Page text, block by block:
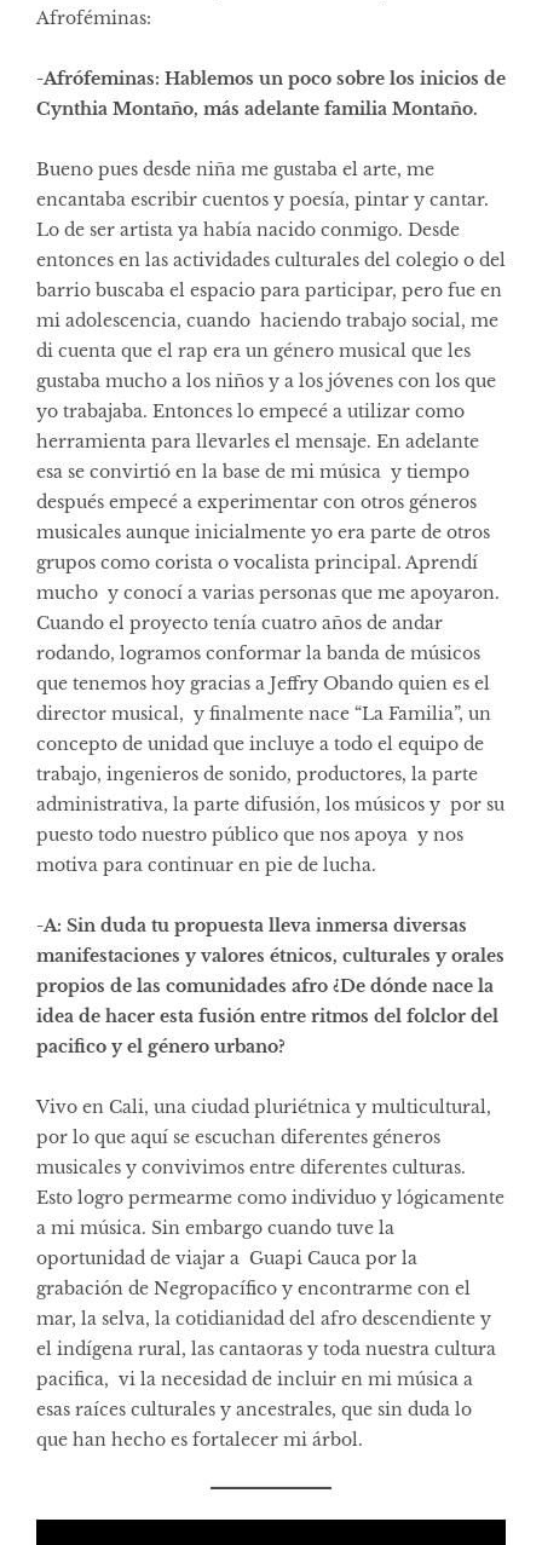
Afroféminas:
-Afrófeminas: Hablemos un poco sobre los inicios de
Cynthia Montaño, más adelante familia Montaño.
Bueno pues desde niña me gustaba el arte, me
encantaba escribir cuentos y poesía, pintar y cantar.
Lo de ser artista ya había nacido conmigo. Desde
entonces en las actividades culturales del colegio o del
barrio buscaba el espacio para participar, pero fue en
mi adolescencia, cuando haciendo trabajo social, me
di cuenta que el rap era un género musical que les
gustaba mucho a los niños y a los jóvenes con los que
yo trabajaba. Entonces lo empecé a utilizar como
herramienta para llevarles el mensaje. En adelante
esa se convirtió en la base de mi música y tiempo
después empecé a experimentar con otros géneros
musicales aunque inicialmente yo era parte de otros
grupos como corista o vocalista principal. Aprendí
mucho y conocí a varias personas que me apoyaron.
Cuando el proyecto tenía cuatro años de andar
rodando, logramos conformar la banda de músicos
que tenemos hoy gracias a Jeffry Obando quien es el
director musical, y finalmente nace “La Familia”, un
concepto de unidad que incluye a todo el equipo de
trabajo, ingenieros de sonido, productores, la parte
administrativa, la parte difusión, los músicos y por su
puesto todo nuestro público que nos apoya y nos
motiva para continuar en pie de lucha.
-A: Sin duda tu propuesta lleva inmersa diversas
manifestaciones y valores étnicos, culturales y orales
propios de las comunidades afro ¿De dónde nace la
idea de hacer esta fusión entre ritmos del folclor del
pacifico y el género urbano?
Vivo en Cali, una ciudad pluriétnica y multicultural,
por lo que aquí se escuchan diferentes géneros
musicales y convivimos entre diferentes culturas.
Esto logro permearme como individuo y lógicamente
a mi música. Sin embargo cuando tuve la
oportunidad de viajar a Guapi Cauca por la
grabación de Negropacífico y encontrarme con el
mar, la selva, la cotidianidad del afro descendiente y
el indígena rural, las cantaoras y toda nuestra cultura
pacifica, vi la necesidad de incluir en mi música a
esas raíces culturales y ancestrales, que sin duda lo
que han hecho es fortalecer mi árbol.